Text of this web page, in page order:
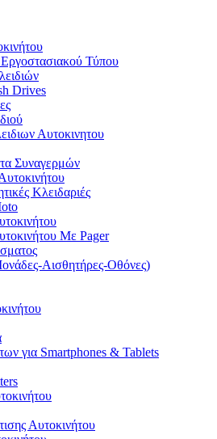
Τύπου
Drives
Αυτοκινητου
Συναγερμών
Κλειδαριές
Με Pager
Αισθητήρες-Οθόνες)
για Smartphones & Tablets
Αυτοκινήτου